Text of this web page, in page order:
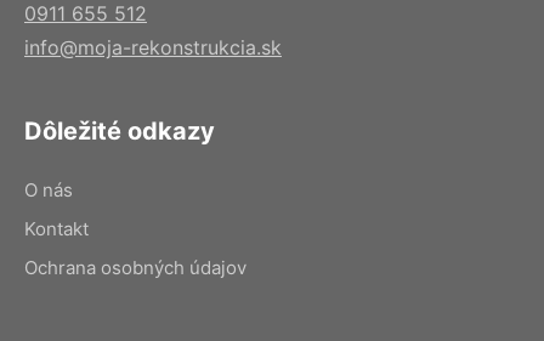
0911 655 512
info@moja-rekonstrukcia.sk
Dôležité odkazy
O nás
Kontakt
Ochrana osobných údajov